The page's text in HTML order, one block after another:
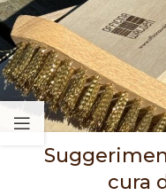
cura